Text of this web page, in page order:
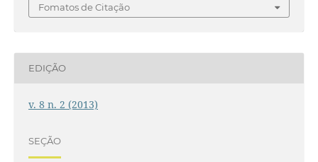
Fomatos de Citação
EDIÇÃO
v. 8 n. 2 (2013)
SEÇÃO